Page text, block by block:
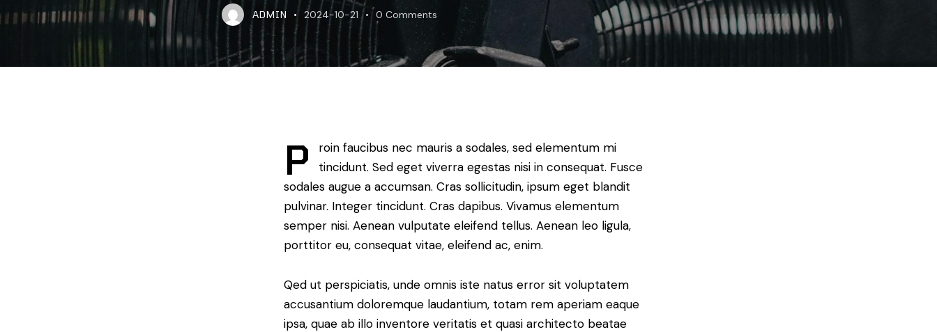
ADMIN 2024-10-21 0 Comments
P
roin faucibus nec mauris a sodales, sed elementum mi
tincidunt. Sed eget viverra egestas nisi in consequat. Fusce
sodales augue a accumsan. Cras sollicitudin, ipsum eget blandit
pulvinar. Integer tincidunt. Cras dapibus. Vivamus elementum
semper nisi. Aenean vulputate eleifend tellus. Aenean leo ligula,
porttitor eu, consequat vitae, eleifend ac, enim.
Qed ut perspiciatis, unde omnis iste natus error sit voluptatem
accusantium doloremque laudantium, totam rem aperiam eaque
ipsa, quae ab illo inventore veritatis et quasi architecto beatae